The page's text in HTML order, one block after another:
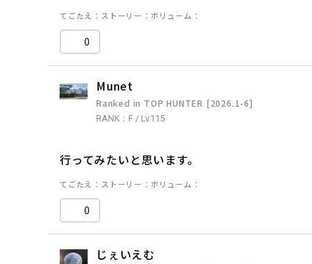
てごたえ ストーリー ボリューム
0
Munet
Ranked in TOP HUNTER [2026.1-6]
RANK：F / Lv.115
行ってみたいと思います。
てごたえ ストーリー ボリューム
0
じぇいえむ